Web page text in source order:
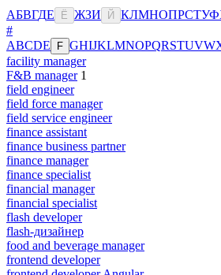
АБВГДЕ Ё ЖЗИ Й КЛМНОПРСТУФ
#
ABCDE F GHIJKLMNOPQRSTUVW
facility manager
F&B manager 1
field engineer
field force manager
field service engineer
finance assistant
finance business partner
finance manager
finance specialist
financial manager
financial specialist
flash developer
flash-дизайнер
food and beverage manager
frontend developer